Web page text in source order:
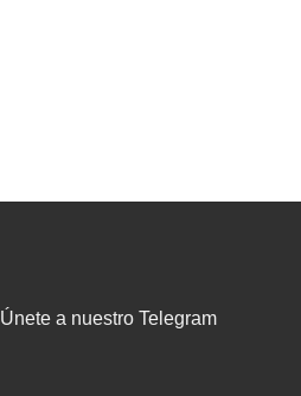
Únete a nuestro Telegram